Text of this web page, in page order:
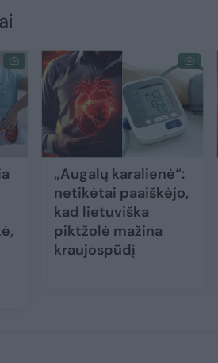
„Augalų karalienė“:
netikėtai paaiškėjo,
kad lietuviška
piktžolė mažina
kraujospūdį